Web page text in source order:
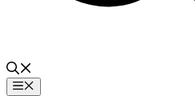
Меню